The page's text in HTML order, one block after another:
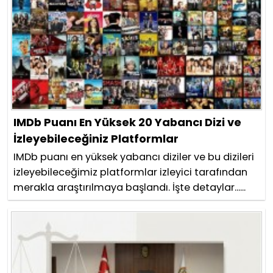
IMDb Puanı En Yüksek 20 Yabancı Dizi ve
İzleyebileceğiniz Platformlar
IMDb puanı en yüksek yabancı diziler ve bu dizileri
izleyebileceğimiz platformlar izleyici tarafından
merakla araştırılmaya başlandı. İşte detaylar......